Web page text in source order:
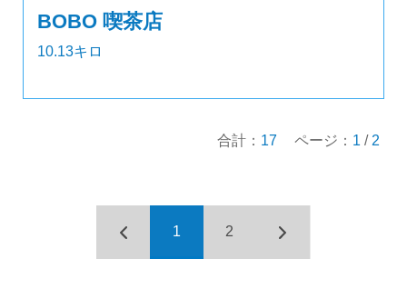
BOBO 喫茶店
10.13キロ
合計： 17 ページ： 1 / 2
1 2